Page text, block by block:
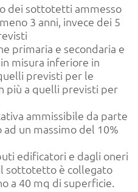
dei sottotetti ammesso
3 anni, invece dei 5
primaria e secondaria e
misura inferiore in
previsti per le
più a quelli previsti per
ammissibile da parte
un massimo del 10%
edificatori e dagli oneri
sottotetto è collegato
a 40 mq di superficie.